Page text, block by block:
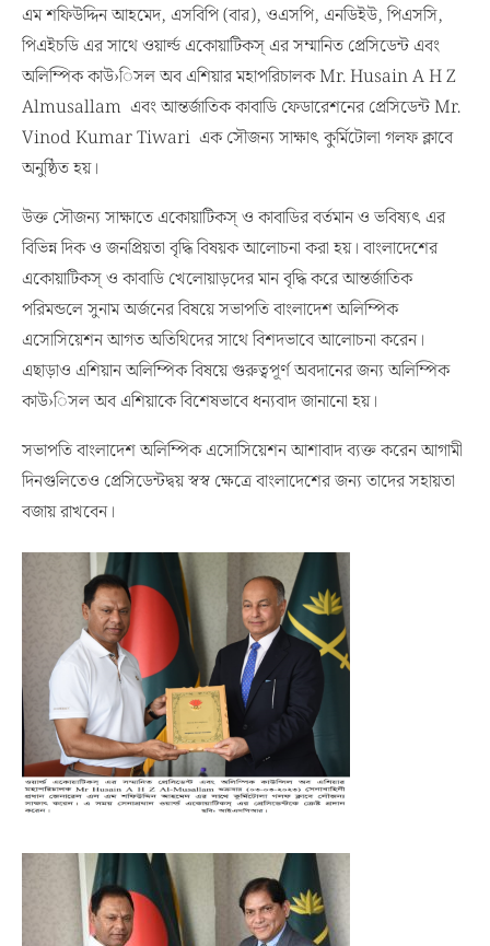
এম শফিউদ্দিন আহমেদ, এসবিপি (বার), ওএসপি, এনডিইউ, পিএসসি,
পিএইচডি এর সাথে ওয়ার্ল্ড একোয়াটিকস্ এর সম্মানিত প্রেসিডেন্ট এবং
অলিম্পিক কাউ›িসল অব এশিয়ার মহাপরিচালক Mr. Husain A H Z
Almusallam এবং আন্তর্জাতিক কাবাডি ফেডারেশনের প্রেসিডেন্ট Mr.
Vinod Kumar Tiwari এক সৌজন্য সাক্ষাৎ কুর্মিটোলা গলফ ক্লাবে
অনুষ্ঠিত হয়।
উক্ত সৌজন্য সাক্ষাতে একোয়াটিকস্ ও কাবাডির বর্তমান ও ভবিষ্যৎ এর
বিভিন্ন দিক ও জনপ্রিয়তা বৃদ্ধি বিষয়ক আলোচনা করা হয়। বাংলাদেশের
একোয়াটিকস্ ও কাবাডি খেলোয়াড়দের মান বৃদ্ধি করে আন্তর্জাতিক
পরিমন্ডলে সুনাম অর্জনের বিষয়ে সভাপতি বাংলাদেশ অলিম্পিক
এসোসিয়েশন আগত অতিথিদের সাথে বিশদভাবে আলোচনা করেন।
এছাড়াও এশিয়ান অলিম্পিক বিষয়ে গুরুত্বপূর্ণ অবদানের জন্য অলিম্পিক
কাউ›িসল অব এশিয়াকে বিশেষভাবে ধন্যবাদ জানানো হয়।
সভাপতি বাংলাদেশ অলিম্পিক এসোসিয়েশন আশাবাদ ব্যক্ত করেন আগামী
দিনগুলিতেও প্রেসিডেন্টদ্বয় স্বস্ব ক্ষেত্রে বাংলাদেশের জন্য তাদের সহায়তা
বজায় রাখবেন।